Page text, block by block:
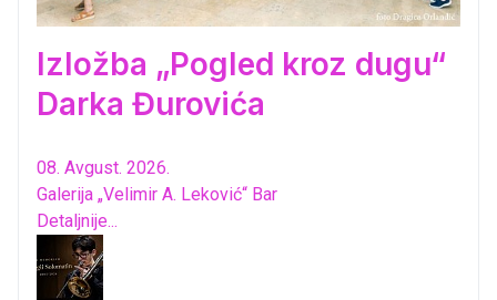
Izložba „Pogled kroz dugu“
Darka Đurovića
08. Avgust. 2026.
Galerija „Velimir A. Leković“ Bar
Detaljnije...